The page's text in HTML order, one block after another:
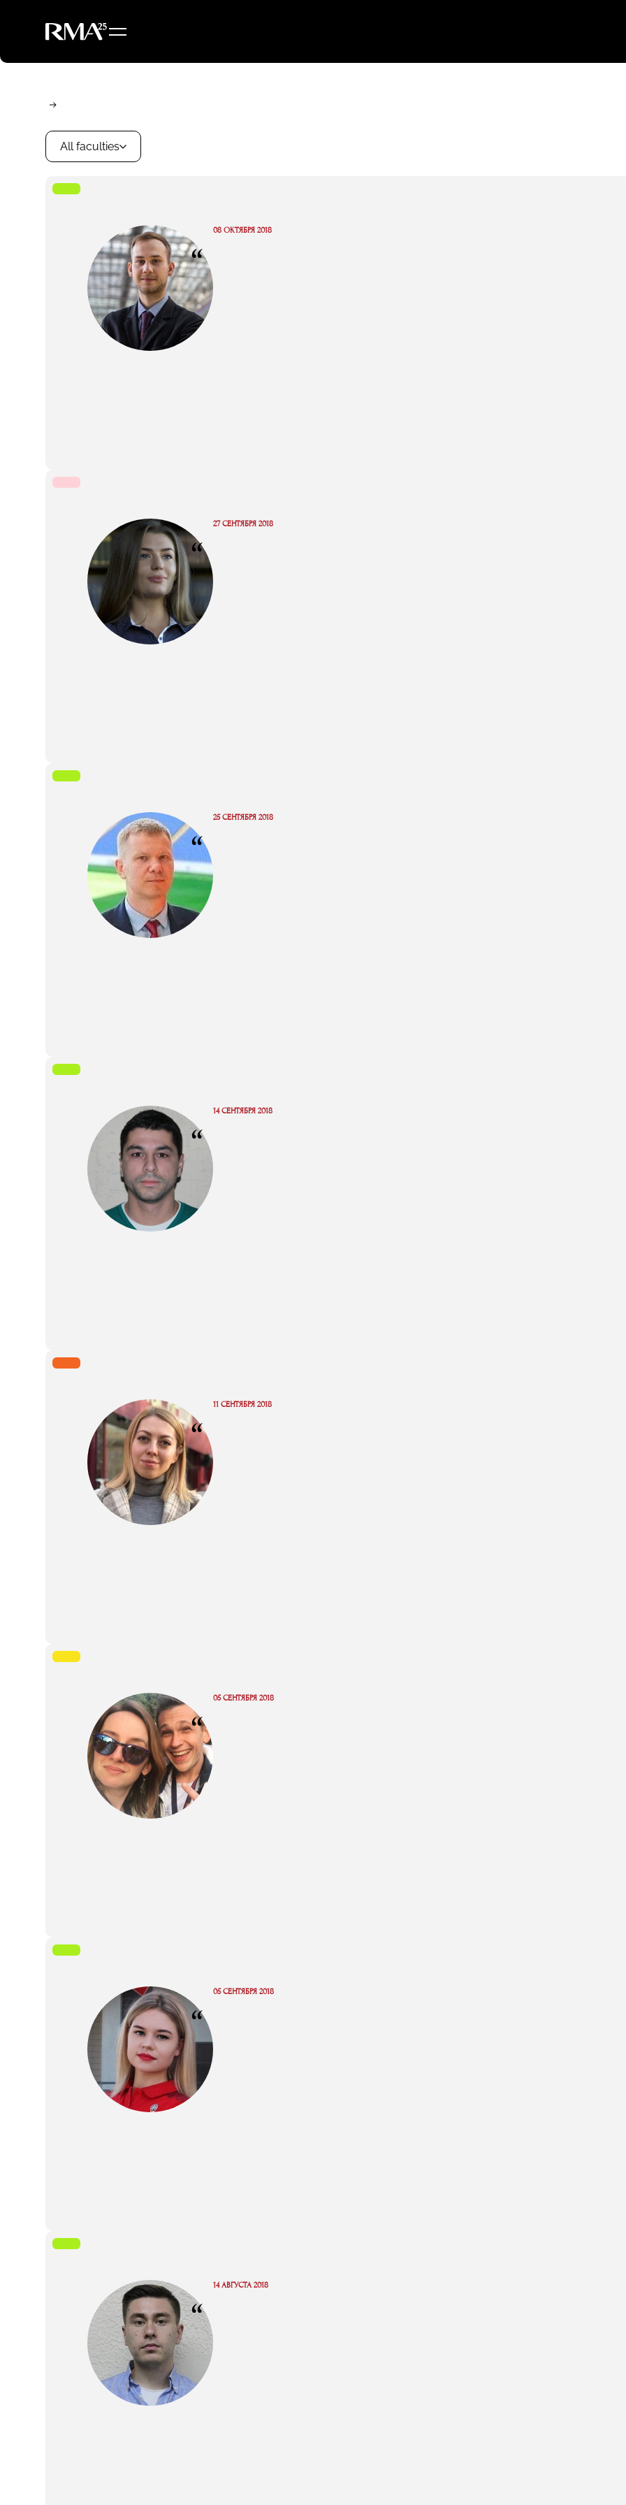
All faculties
“
08 ОКТЯБРЯ 2018
“
27 СЕНТЯБРЯ 2018
“
25 СЕНТЯБРЯ 2018
“
14 СЕНТЯБРЯ 2018
“
11 СЕНТЯБРЯ 2018
“
05 СЕНТЯБРЯ 2018
“
05 СЕНТЯБРЯ 2018
“
14 АВГУСТА 2018